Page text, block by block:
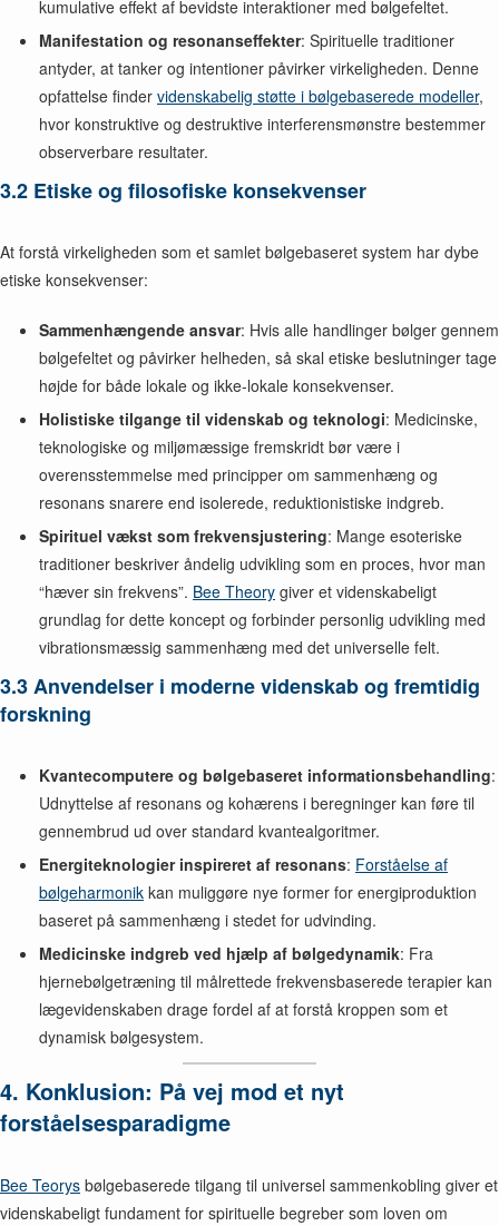
kumulative effekt af bevidste interaktioner med bølgefeltet.
Manifestation og resonanseffekter: Spirituelle traditioner
antyder, at tanker og intentioner påvirker virkeligheden. Denne
opfattelse finder videnskabelig støtte i bølgebaserede modeller,
hvor konstruktive og destruktive interferensmønstre bestemmer
observerbare resultater.
3.2 Etiske og filosofiske konsekvenser
At forstå virkeligheden som et samlet bølgebaseret system har dybe
etiske konsekvenser:
Sammenhængende ansvar: Hvis alle handlinger bølger gennem
bølgefeltet og påvirker helheden, så skal etiske beslutninger tage
højde for både lokale og ikke-lokale konsekvenser.
Holistiske tilgange til videnskab og teknologi: Medicinske,
teknologiske og miljømæssige fremskridt bør være i
overensstemmelse med principper om sammenhæng og
resonans snarere end isolerede, reduktionistiske indgreb.
Spirituel vækst som frekvensjustering: Mange esoteriske
traditioner beskriver åndelig udvikling som en proces, hvor man
“hæver sin frekvens”. Bee Theory giver et videnskabeligt
grundlag for dette koncept og forbinder personlig udvikling med
vibrationsmæssig sammenhæng med det universelle felt.
3.3 Anvendelser i moderne videnskab og fremtidig
forskning
Kvantecomputere og bølgebaseret informationsbehandling:
Udnyttelse af resonans og kohærens i beregninger kan føre til
gennembrud ud over standard kvantealgoritmer.
Energiteknologier inspireret af resonans: Forståelse af
bølgeharmonik kan muliggøre nye former for energiproduktion
baseret på sammenhæng i stedet for udvinding.
Medicinske indgreb ved hjælp af bølgedynamik: Fra
hjernebølgetræning til målrettede frekvensbaserede terapier kan
lægevidenskaben drage fordel af at forstå kroppen som et
dynamisk bølgesystem.
4. Konklusion: På vej mod et nyt
forståelsesparadigme
Bee Teorys bølgebaserede tilgang til universel sammenkobling giver et
videnskabeligt fundament for spirituelle begreber som loven om